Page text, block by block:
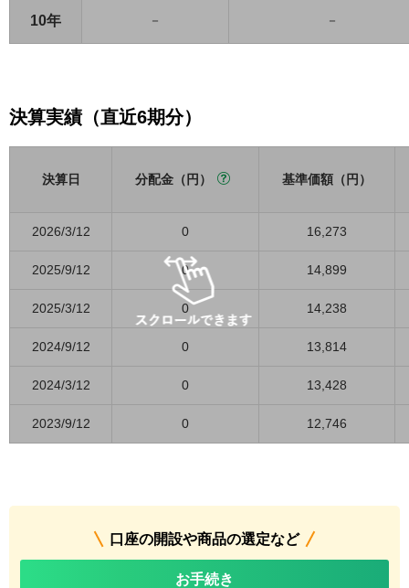
10年 － －
決算実績（直近6期分）
決算日 分配金（円） 基準価額（円）
2026/3/12 0 16,273
2025/9/12 0 14,899
2025/3/12 0 14,238
2024/9/12 0 13,814
2024/3/12 0 13,428
2023/9/12 0 12,746
口座の開設や商品の選定など
お手続き